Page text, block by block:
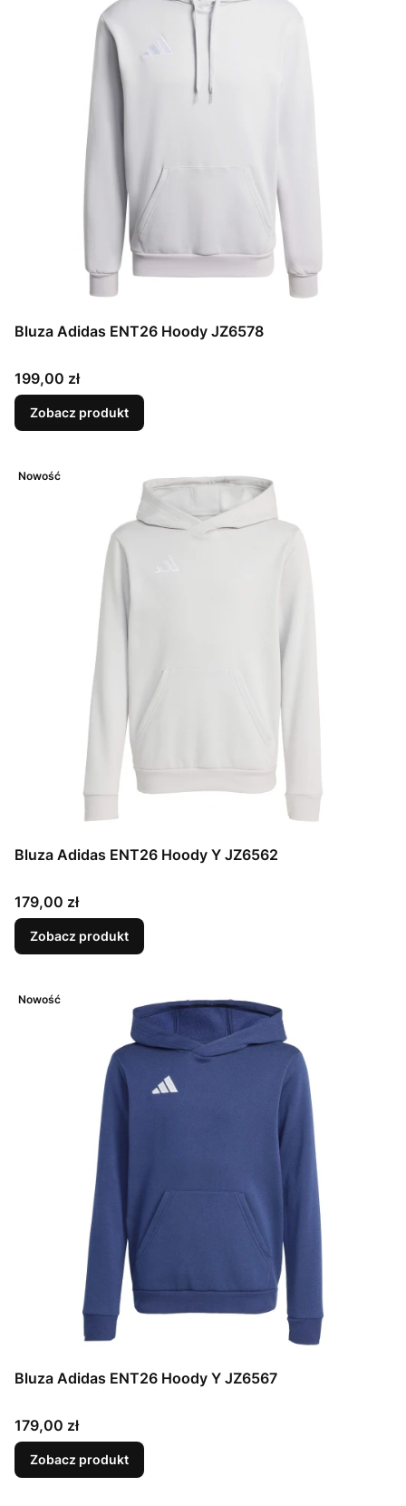
Bluza Adidas ENT26 Hoody JZ6578
Cena
199,00 zł
Zobacz produkt
Nowość
Bluza Adidas ENT26 Hoody Y JZ6562
Cena
179,00 zł
Zobacz produkt
Nowość
Bluza Adidas ENT26 Hoody Y JZ6567
Cena
179,00 zł
Zobacz produkt